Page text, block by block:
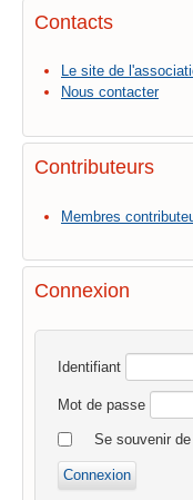
Contacts
Le site de
Nous contacter
Contributeurs
Membres
Connexion
Identifiant
Mot de passe
Se souvenir